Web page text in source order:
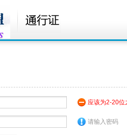
应该为2-20位
请输入密码